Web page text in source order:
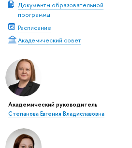
Документы образовательной
программы
Расписание
Академический совет
Академический руководитель
Степанова Евгения Владиславовна